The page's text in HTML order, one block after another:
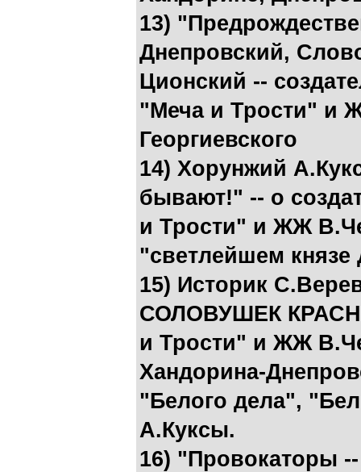
13)
Днепровский,
Ционский --
"Меча и Трости" и
Георгиевского
14) Хорунжий
бывают!" -- о
и Трости" и ЖЖ
"светлейшем
15) Историк
СОЛОВУШЕК
и Трости" и ЖЖ
Хандорина-
"Белого дела",
А.Куксы.
16) "Провокаторы